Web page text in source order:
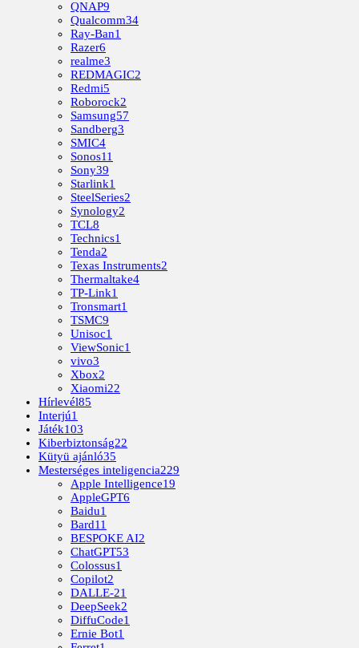
QNAP9
Qualcomm34
Ray-Ban1
Razer6
realme3
REDMAGIC2
Redmi5
Roborock2
Samsung57
Sandberg3
SMIC4
Sonos11
Sony39
Starlink1
SteelSeries2
Synology2
TCL8
Technics1
Tenda2
Texas Instruments2
Thermaltake4
TP-Link1
Tronsmart1
TSMC9
Unisoc1
ViewSonic1
vivo3
Xbox2
Xiaomi22
Hírlevél85
Interjú1
Játék103
Kiberbiztonság22
Kütyü ajánló35
Mesterséges inteligencia229
Apple Intelligence19
AppleGPT6
Baidu1
Bard11
BESPOKE AI2
ChatGPT53
Colossus1
Copilot2
DALLE-21
DeepSeek2
DiffuCode1
Ernie Bot1